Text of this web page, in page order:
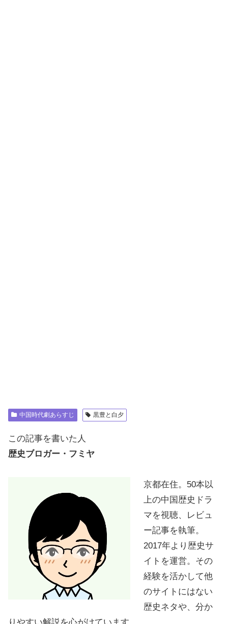
中国時代劇あらすじ 黒豊と白夕
この記事を書いた人
歴史ブロガー・フミヤ
京都在住。50本以
上の中国歴史ドラ
マを視聴、レビュ
ー記事を執筆。
2017年より歴史サ
イトを運営。その
経験を活かして他
のサイトにはない
歴史ネタや、分か